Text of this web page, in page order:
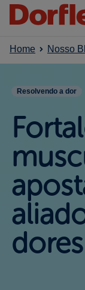
Home
Efeito
Campanhas
Home Nosso
Resolvendo a dor
dores​